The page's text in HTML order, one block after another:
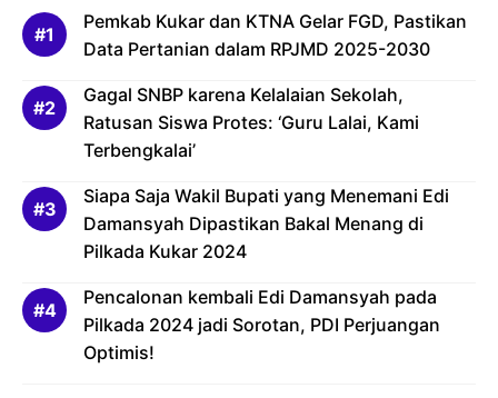
Pemkab Kukar dan KTNA Gelar FGD, Pastikan
Data Pertanian dalam RPJMD 2025-2030
Gagal SNBP karena Kelalaian Sekolah,
Ratusan Siswa Protes: ‘Guru Lalai, Kami
Terbengkalai’
Siapa Saja Wakil Bupati yang Menemani Edi
Damansyah Dipastikan Bakal Menang di
Pilkada Kukar 2024
Pencalonan kembali Edi Damansyah pada
Pilkada 2024 jadi Sorotan, PDI Perjuangan
Optimis!